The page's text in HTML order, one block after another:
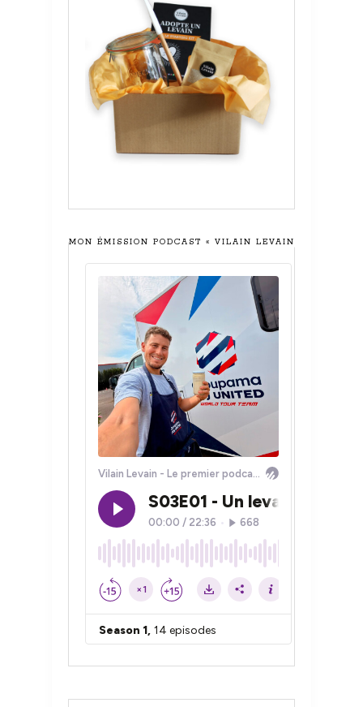
MON ÉMISSION PODCAST « VILAIN LEVAIN »